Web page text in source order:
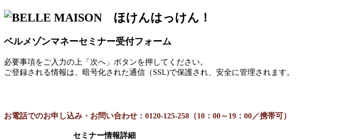
ベルメゾンマネーセミナー受付フォーム
必要事項をご入力の上「次へ」ボタンを押してください。
ご登録される情報は、暗号化された通信（SSL)で保護され、安全に管理されます。
お電話でのお申し込み・お問い合わせ： 0120-125-258（10：00～19：00／携帯可）
セミナー情報詳細